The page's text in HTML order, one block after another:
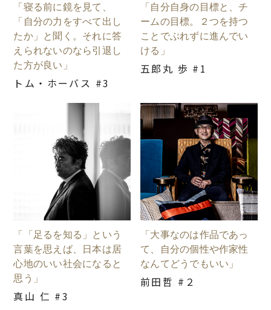
「寝る前に鏡を見て、
「自分の力をすべて出し
たか」と聞く。それに答
えられないのなら引退し
た方が良い」
トム・ホーバス #3
「自分自身の目標と、チ
ームの目標。２つを持つ
ことでぶれずに進んでい
ける」
五郎丸 歩 #1
「「足るを知る」という
言葉を思えば、日本は居
心地のいい社会になると
思う」
真山 仁 #3
「大事なのは作品であっ
て、自分の個性や作家性
なんてどうでもいい」
前田哲 #２